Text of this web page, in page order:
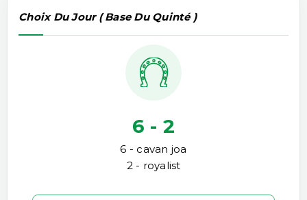
Choix Du Jour ( Base Du Quinté )
6 - 2
6 - cavan joa
2 - royalist